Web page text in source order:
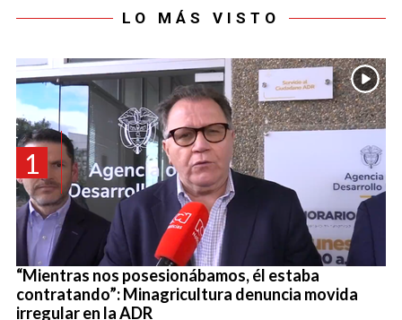
LO MÁS VISTO
1
“Mientras nos posesionábamos, él estaba
contratando”: Minagricultura denuncia movida
irregular en la ADR